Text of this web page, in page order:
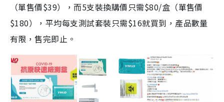
（單售價$39），而5支裝換購價只需$80/盒（單售價
$180），平均每支測試套裝只需$16就買到，產品數量
有限，售完即止。